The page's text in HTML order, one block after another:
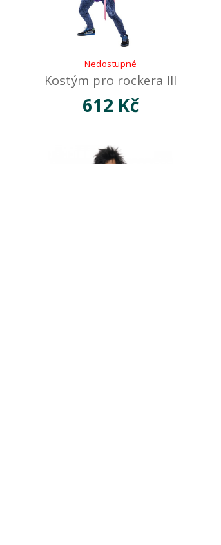
Nedostupné
Kostým pro rockera III
612 Kč